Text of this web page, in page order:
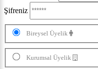
Şifreniz
Bireysel Üyelik
Kurumsal Üyelik